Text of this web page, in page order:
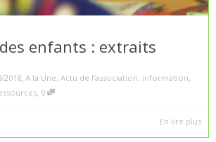
enfants : extraits
2018, A la Une, Actu de l'association, information,
, 0
En lire plus